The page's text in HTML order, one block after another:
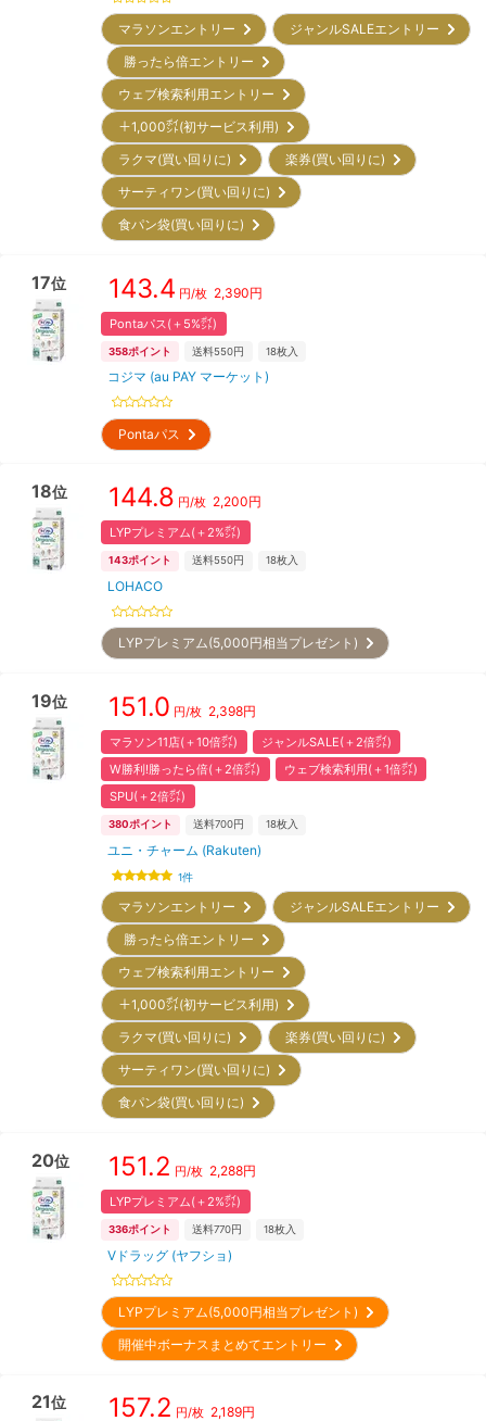
マラソンエントリー
ジャンルSALEエントリー
勝ったら倍エントリー
ウェブ検索利用エントリー
＋1,000㌽(初サービス利用)
ラクマ(買い回りに)
楽券(買い回りに)
サーティワン(買い回りに)
食パン袋(買い回りに)
17位 143.4 円/枚 2,390円
Pontaパス(＋5%㌽)
358ポイント 送料550円 18枚入
コジマ (au PAY マーケット)
Pontaパス
18位 144.8 円/枚 2,200円
LYPプレミアム(＋2%㌽)
143ポイント 送料550円 18枚入
LOHACO
LYPプレミアム(5,000円相当プレゼント)
19位 151.0 円/枚 2,398円
マラソン11店(＋10倍㌽)
ジャンルSALE(＋2倍㌽)
W勝利!勝ったら倍(＋2倍㌽)
ウェブ検索利用(＋1倍㌽)
SPU(＋2倍㌽)
380ポイント 送料700円 18枚入
ユニ・チャーム (Rakuten)
1件
マラソンエントリー
ジャンルSALEエントリー
勝ったら倍エントリー
ウェブ検索利用エントリー
＋1,000㌽(初サービス利用)
ラクマ(買い回りに)
楽券(買い回りに)
サーティワン(買い回りに)
食パン袋(買い回りに)
20位 151.2 円/枚 2,288円
LYPプレミアム(＋2%㌽)
336ポイント 送料770円 18枚入
Vドラッグ (ヤフショ)
LYPプレミアム(5,000円相当プレゼント)
開催中ボーナスまとめてエントリー
21位 157.2 円/枚 2,189円